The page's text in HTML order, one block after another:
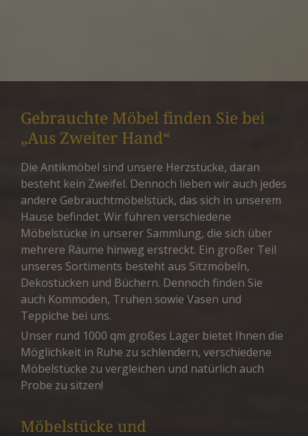
Gebrauchte Möbel finden Sie bei
„Aus Zweiter Hand“
Die Antikmöbel sind unsere Herzstücke, daran
besteht kein Zweifel. Dennoch lieben wir auch jedes
andere Gebrauchtmöbelstück, das sich in unserem
Hause befindet. Wir führen verschiedene
Möbelstücke in unserer Sammlung, die sich über
mehrere Räume hinweg erstreckt. Ein großer Teil
unseres Sortiments besteht aus Sitzmöbeln,
Dekostücken und Büchern. Dennoch finden Sie
auch Kommoden, Truhen sowie Vasen und
Teppiche bei uns.
Unser rund 1000 qm großes Lager bietet Ihnen die
Möglichkeit in Ruhe zu schlendern, verschiedene
Möbelstücke zu vergleichen und natürlich auch
Probe zu sitzen!
Möbelstücke und